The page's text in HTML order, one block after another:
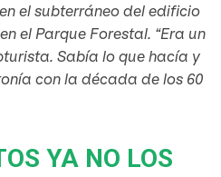
el subterráneo del edificio
el Parque Forestal. “Era un
Sabía lo que hacía y
con la década de los 60
YA NO LOS